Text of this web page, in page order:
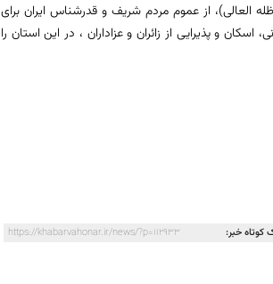
العالی)، از عموم مردم شریف و قدرشناس ایران برای
و پذیرایی از زائران و عزاداران ، در این استان را
کوتاه خبر: https://khabarvahonar.ir/news/?p=112933